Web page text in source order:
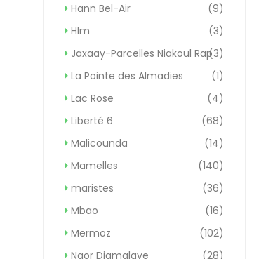
Hann Bel-Air
(9)
Hlm
(3)
Jaxaay-Parcelles Niakoul Rap(3)
La Pointe des Almadies
(1)
Lac Rose
(4)
Liberté 6
(68)
Malicounda
(14)
Mamelles
(140)
maristes
(36)
Mbao
(16)
Mermoz
(102)
Ngor Diamalaye
(28)